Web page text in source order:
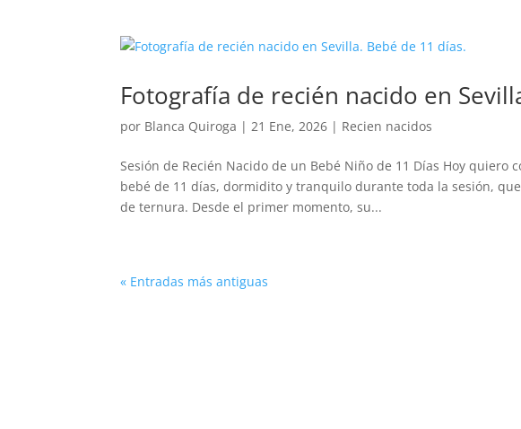
Fotografía de recién nacido en
por Blanca Quiroga |21 Ene, 2026 | Recien nacidos
Sesión de Recién Nacido de un Bebé Niño de 11 Días Hoy
bebé de 11 días, dormidito y tranquilo durante toda la sesión,
de ternura. Desde el primer momento, su...
« Entradas más antiguas